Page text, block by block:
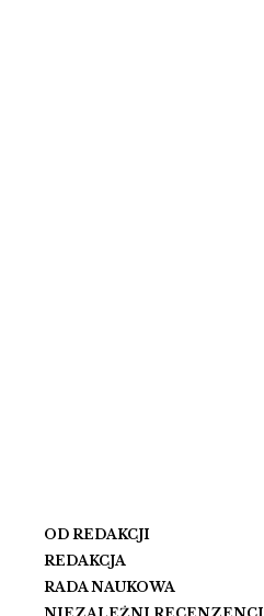
OD REDAKCJI
REDAKCJA
RADA NAUKOWA